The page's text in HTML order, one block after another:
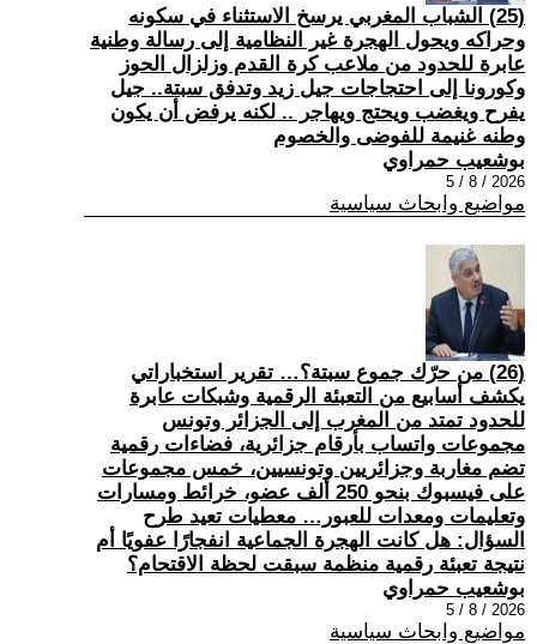
(25) الشباب المغربي يرسخ الاستثناء في سكونه
وحراكه ويحول الهجرة غير النظامية إلى رسالة وطنية
عابرة للحدود من ملاعب كرة القدم وزلزال الحوز
وكورونا إلى احتجاجات جيل زيد وتدفق سبتة.. جيل
يفرح ويغضب ويحتج ويهاجر .. لكنه يرفض أن يكون
وطنه غنيمة للفوضى والخصوم
بوشعيب حمراوي
2026 / 8 / 5
مواضيع وابحاث سياسية
(26) من حرّك جموع سبتة؟… تقرير استخباراتي
يكشف أسابيع من التعبئة الرقمية وشبكات عابرة
للحدود تمتد من المغرب إلى الجزائر وتونس
مجموعات واتساب بأرقام جزائرية، فضاءات رقمية
تضم مغاربة وجزائريين وتونسيين، خمس مجموعات
على فيسبوك بنحو 250 ألف عضو، خرائط ومسارات
وتعليمات ومعدات للعبور… معطيات تعيد طرح
السؤال: هل كانت الهجرة الجماعية انفجارًا عفويًا أم
نتيجة تعبئة رقمية منظمة سبقت لحظة الاقتحام؟
بوشعيب حمراوي
2026 / 8 / 5
مواضيع وابحاث سياسية